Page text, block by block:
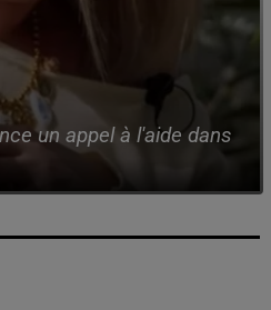
un appel à l'aide dans